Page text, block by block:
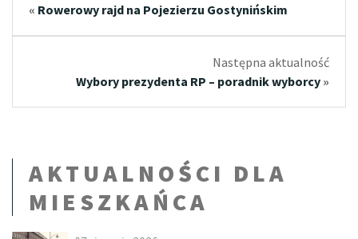
« Rowerowy rajd na Pojezierzu Gostynińskim
Następna aktualność
Wybory prezydenta RP – poradnik wyborcy »
AKTUALNOŚCI DLA
MIESZKAŃCA